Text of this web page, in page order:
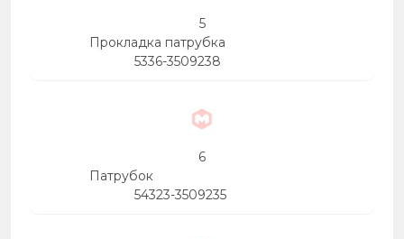
5
Прокладка патрубка
5336-3509238
6
Патрубок
54323-3509235